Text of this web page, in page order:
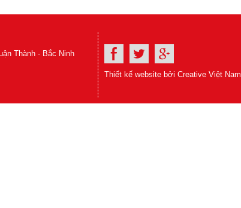
Thành - Bắc Ninh
Thiết kế website bởi Creative Việt Nam